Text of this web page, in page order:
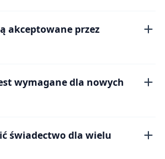
akceptowane przez
wymagane dla nowych
świadectwo dla wielu